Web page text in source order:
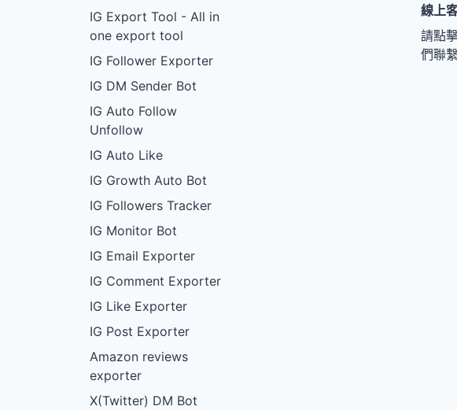
IG Export Tool - All in
one export tool
IG Follower Exporter
IG DM Sender Bot
IG Auto Follow
Unfollow
IG Auto Like
IG Growth Auto Bot
IG Followers Tracker
IG Monitor Bot
IG Email Exporter
IG Comment Exporter
IG Like Exporter
IG Post Exporter
Amazon reviews
exporter
X(Twitter) DM Bot
線上
請點
們聯